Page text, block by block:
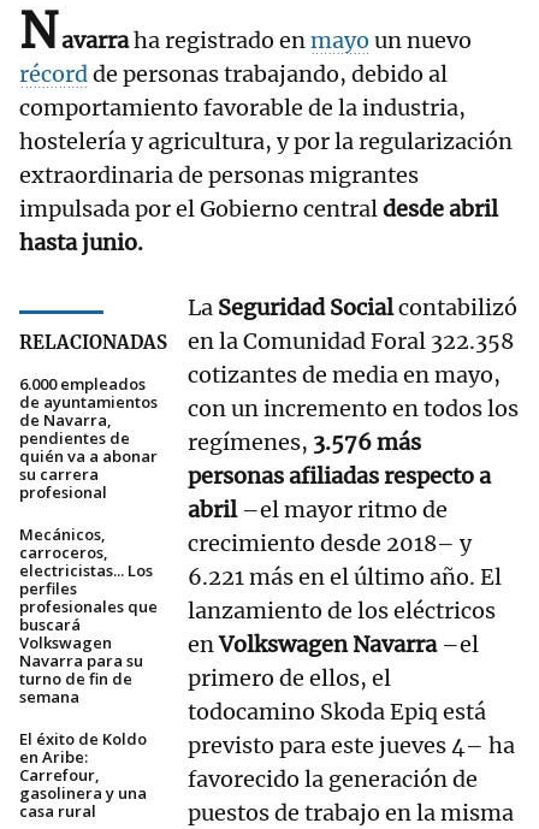
Navarraha registrado enmayo un nuevo
récordde personas trabajando, debido al
comportamiento favorable de la industria,
hostelería y agricultura, y por la regularización
extraordinaria de personas migrantes
impulsada por el Gobierno centraldesde abril
hasta junio.
RELACIONADAS
6.000 empleados
de ayuntamientos
de Navarra,
pendientes de
quién va a abonar
su carrera
profesional
Mecánicos,
carroceros,
electricistas... Los
perfiles
profesionales que
buscará
Volkswagen
Navarra para su
turno de fin de
semana
El éxito de Koldo
en Aribe:
Carrefour,
gasolinera y una
casa rural
La Seguridad Socialcontabilizó
en la Comunidad Foral 322.358
cotizantes de media en mayo,
con un incremento en todos los
regímenes, 3.576 más
personas afiliadas respecto a
abril –el mayor ritmo de
crecimiento desde 2018– y
6.221 más en el último año. El
lanzamiento de los eléctricos
enVolkswagen Navarra–el
primero de ellos, el
todocamino Skoda Epiq está
previsto para este jueves 4– ha
favorecido la generación de
puestos de trabajo en la misma